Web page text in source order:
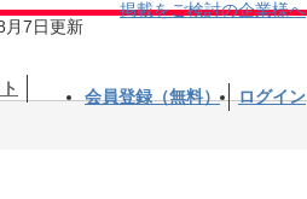
月7日更新
掲載をご検討の企業様へ
会員登録（無料） ログイン